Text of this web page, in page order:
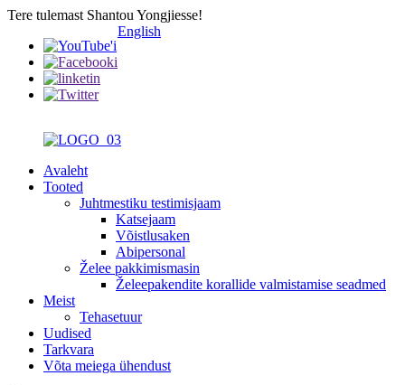
Tere tulemast Shantou Yongjiesse!
English
Avaleht
Tooted
Juhtmestiku testimisjaam
Katsejaam
Võistlusaken
Abipersonal
Želee pakkimismasin
Želeepakendite korallide valmistamise seadmed
Meist
Tehasetuur
Uudised
Tarkvara
Võta meiega ühendust